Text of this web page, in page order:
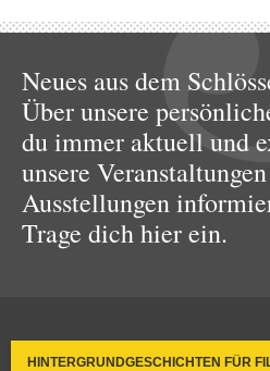
Neues aus dem
Über unsere
du immer aktuell und
unsere
Ausstellungen
Trage dich hier ein.
HINTERGRUNDGESCHICHTEN FÜR